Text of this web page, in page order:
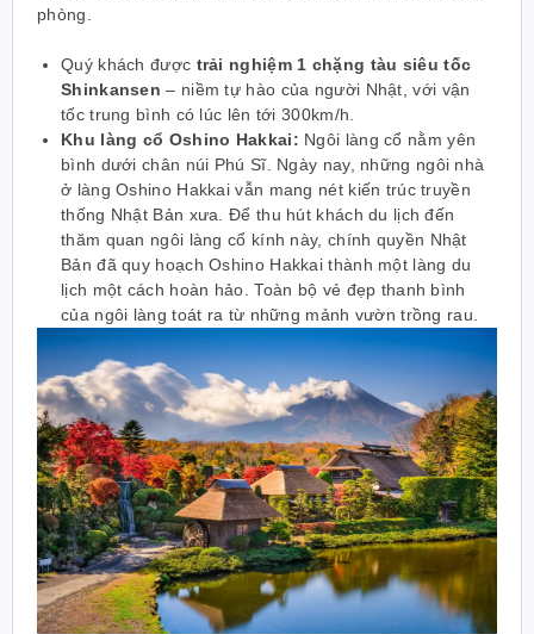
phòng.
Quý khách được trải nghiệm 1 chặng tàu siêu tốc
Shinkansen – niềm tự hào của người Nhật, với vận
tốc trung bình có lúc lên tới 300km/h.
Khu làng cổ Oshino Hakkai: Ngôi làng cổ nằm yên
bình dưới chân núi Phú Sĩ. Ngày nay, những ngôi nhà
ở làng Oshino Hakkai vẫn mang nét kiến trúc truyền
thống Nhật Bản xưa. Để thu hút khách du lịch đến
thăm quan ngôi làng cổ kính này, chính quyền Nhật
Bản đã quy hoạch Oshino Hakkai thành một làng du
lịch một cách hoàn hảo. Toàn bộ vẻ đẹp thanh bình
của ngôi làng toát ra từ những mảnh vườn trồng rau.